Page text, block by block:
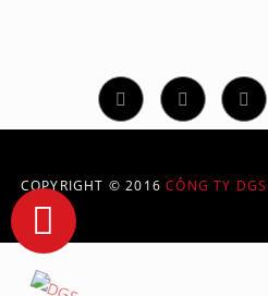
COPYRIGHT © 2016CÔNG TY DGS